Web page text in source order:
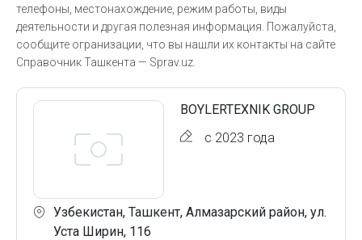
телефоны, местонахождение, режим работы, виды
деятельности и другая полезная информация. Пожалуйста,
сообщите огранизации, что вы нашли их контакты на сайте
Справочник Ташкента — Sprav.uz.
BOYLERTEXNIK GROUP
с 2023 года
Узбекистан, Ташкент, Алмазарский район, ул.
Уста Ширин, 116